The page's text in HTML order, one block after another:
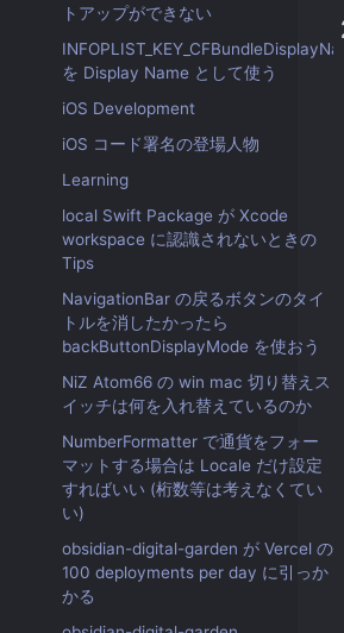
トアップができない
を Display Name として使う
iOS Development
iOS コード署名の登場人物
Learning
local Swift Package が Xcode
workspace に認識されないときの
Tips
NavigationBar の戻るボタンのタイ
トルを消したかったら
backButtonDisplayMode を使おう
NiZ Atom66 の win mac 切り替えス
イッチは何を入れ替えているのか
NumberFormatter で通貨をフォー
マットする場合は Locale だけ設定
すればいい (桁数等は考えなくてい
い)
obsidian-digital-garden が Vercel の
100 deployments per day に引っか
かる